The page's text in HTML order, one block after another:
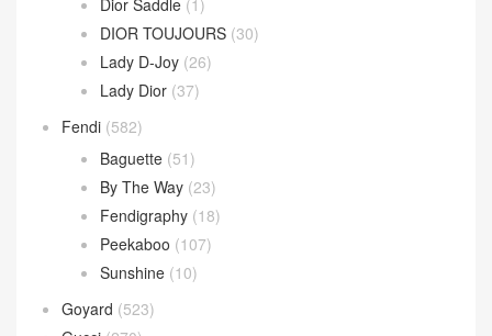
DIOR TOUJOURS
Lady D-Joy(26)
Lady Dior(37)
Baguette
By The Way (23)
Fendigraphy (18)
Peekaboo(107)
Sunshine(10)
Gucci(270)